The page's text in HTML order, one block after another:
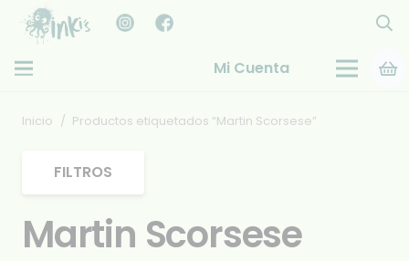
Mi Cuenta
Inicio / Productos etiquetados “Martin Scorsese”
Martin Scorsese
FILTROS